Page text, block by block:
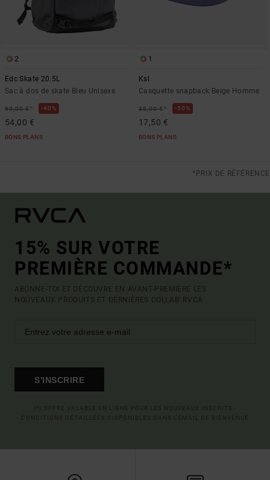
2
Edc Skate 20.5L
Sac à dos de skate Bleu Unisexe
90,00 €* 40%
54,00 €
BONS PLANS
1
Ksl
Casquette snapback Beige Homme
35,00 €* 50%
17,50 €
BONS PLANS
*PRIX DE RÉFÉRENCE
15% SUR VOTRE
PREMIÈRE COMMANDE*
ABONNE-TOI ET DÉCOUVRE EN AVANT-PREMIÈRE LES
NOUVEAUX PRODUITS ET DERNIÈRES COLLAB' RVCA.
S'INSCRIRE